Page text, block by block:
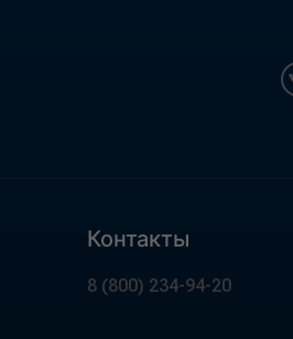
Контакты
8 (800) 234-94-20